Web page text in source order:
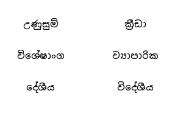
උණුසුම් ක්‍රීඩා
විශේෂාංග ව්‍යාපාරික
දේශීය විදේශීය